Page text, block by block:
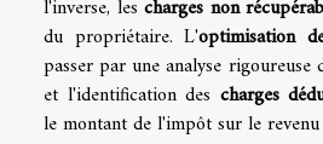
l'inverse, les charges non
du propriétaire. L'optimisation
passer par une analyse rigoureuse
et l'identification des charges
le montant de l'impôt sur le